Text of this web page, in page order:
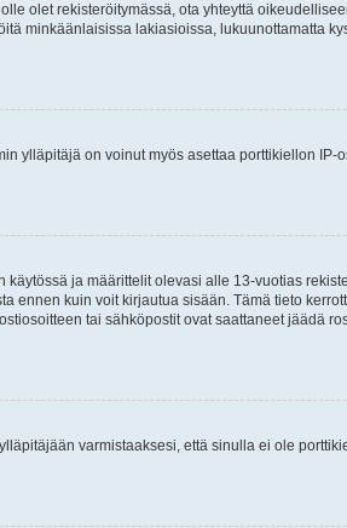
olet rekisteröitymässä, ota yhteyttä
minkäänlaisissa lakiasioissa, lukuunottamatta
ylläpitäjä on voinut myös asettaa porttikiellon IP-
ja määrittelit olevasi alle 13-vuotias
ennen kuin voit kirjautua sisään. Tämä tieto
tai sähköpostit ovat saattaneet jäädä
varmistaaksesi, että sinulla ei ole